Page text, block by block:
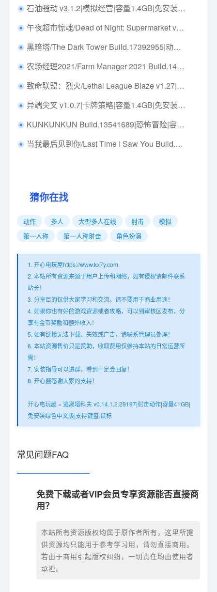
石油骚动 v3.1.2|模拟经营|容量1.4GB|免安装绿色中文版|支持键盘.鼠标
午夜超市惊魂/Dead of Night: Supermarket v1.1.0|恐怖冒险|容量3.3GB|免安装绿色中文版|支持键盘.鼠标
黑暗塔/The Dark Tower Build.17392955|动作冒险|容量1.9GB|免安装绿色中文版|支持键盘.鼠标
农场经理2021/Farm Manager 2021 Build.14533213|模拟经营|容量5.6GB|免安装绿色中文版|支持键盘.鼠标
致命联盟：烈火/Lethal League Blaze v1.27|体育竞速|容量3.7GB|免安装绿色中文版|支持键盘.鼠标.手柄
异端尖叉 v1.0.7|卡牌策略|容量1.4GB|免安装绿色中文版|支持键盘.鼠标
KUNKUNKUN Build.13541689|恐怖冒险|容量1.3GB|免安装绿色中文版|支持键盘.鼠标
当我最后见到你/Last Time I Saw You Build.15600890|动作冒险|容量1.2GB|免安装绿色中文版|支持键盘.鼠标.手柄
猜你在找
动作 多人 大型多人在线 射击
模拟
第一人称
第一人称射击 角色扮演
1. 开心电玩屋https://www.kx7y.com
2. 本站所有资源来源于用户上传和网络，如有侵权请邮件联系
站长！
3. 分享目的仅供大家学习和交流，请不要用于商业用途！
4. 如果你也有好的游戏资源或者攻略，可以到审核区发布，分
享有金币奖励和额外收入！
5. 如有链接无法下载、失效或广告，请联系管理员处理！
6. 本站资源售价只是赞助，收取费用仅维持本站的日常运营所
需！
7. 安装指导可以进群，看到一定会回复！
8. 开心酱感谢大家的支持！
开心电玩屋 » 逃离塔科夫 v0.14.1.2.29197|射击动作|容量41GB|
免安装绿色中文版|支持键盘.鼠标
常见问题FAQ
免费下载或者VIP会员专享资源能否直接商
用？
本站所有资源版权均属于原作者所有，这里所提
供资源均只能用于参考学习用，请勿直接商用。
若由于商用引起版权纠纷，一切责任均由使用者
承担。